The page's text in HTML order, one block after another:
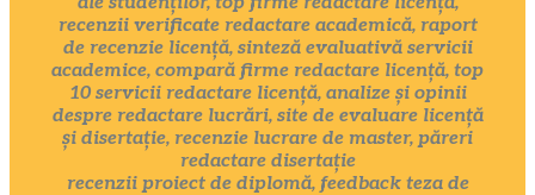
recenzii verificate redactare academică, raport
de recenzie licență, sinteză evaluativă servicii
academice, compară firme redactare licență, top
10 servicii redactare licență, analize și opinii
despre redactare lucrări, site de evaluare licență
și disertație, recenzie lucrare de master, păreri
redactare disertație
recenzii proiect de diplomă, feedback teza de